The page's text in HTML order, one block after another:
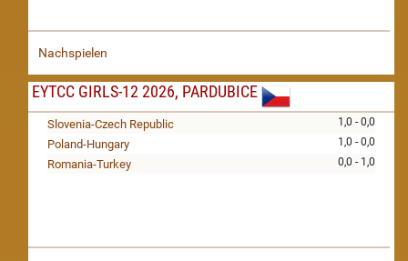
Nachspielen
EYTCC GIRLS-12 2026, PARDUBICE
1,0 - 0,0
Slovenia-Czech Republic
1,0 - 0,0
Poland-Hungary
0,0 - 1,0
Romania-Turkey